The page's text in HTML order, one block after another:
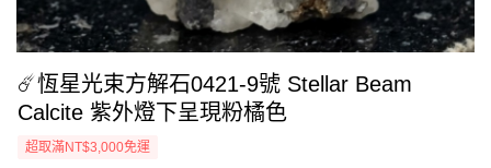
☄️恆星光束方解石0421-9號 Stellar Beam
Calcite 紫外燈下呈現粉橘色
超取滿NT$3,000免運